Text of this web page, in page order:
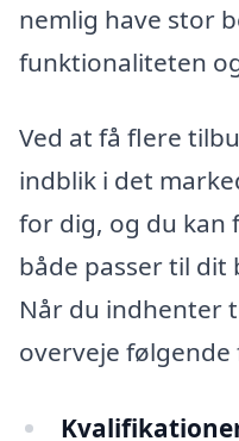
nemlig have stor
funktionaliteten
Ved at få flere
indblik i det
for dig, og du kan
både passer til dit
Når du indhenter
overveje